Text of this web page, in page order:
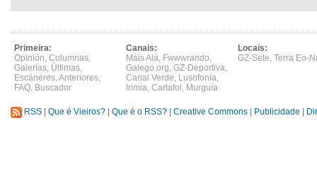
Primeira:
Opinión, Columnas,
Galerías, Últimas,
Escáneres,Anteriores,
FAQ, Buscador
Canais:
Máis Alá, Fwwwrando,
Galego.org, GZ-Deportiva,
Canal Verde, Lusofonía,
Irimia, Cartafol , Murguía
Locais:
GZ-Sete, Terra Eo-
RSS Que é Vieiros? Que é o RSS? Creative Commons Publicidade